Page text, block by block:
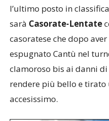
l’ultimo posto in
sarà Casorate-Lentate
casoratese che dopo
espugnato Cantù nel
clamoroso bis ai danni
rendere più bello e
accesissimo.